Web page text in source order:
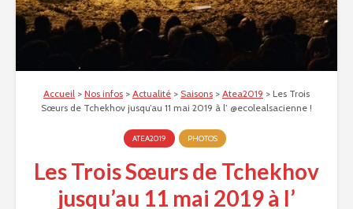
Accueil > Nos infos > Actualité > Saisons > Atea2019 > Les Trois
Sœurs de Tchekhov jusqu’au 11 mai 2019 à l’ @ecolealsacienne !
ATEA2019 PHOTOS
Les Trois Sœurs de Tchekhov
jusqu’au 11 mai 2019 à l’